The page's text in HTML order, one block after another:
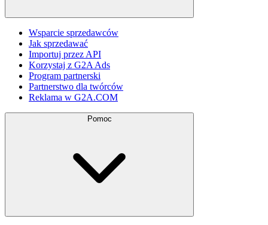
Wsparcie sprzedawców
Jak sprzedawać
Importuj przez API
Korzystaj z G2A Ads
Program partnerski
Partnerstwo dla twórców
Reklama w G2A.COM
Pomoc